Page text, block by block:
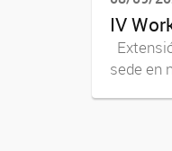
IV
sede en